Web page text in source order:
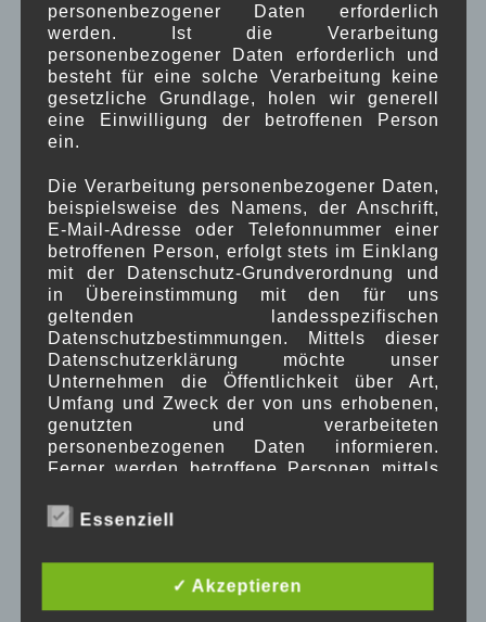
EA5703D5-40CF-4793-B4A4-
B5E4444C206C
personenbezogener Daten erforderlich
werden. Ist die Verarbeitung
personenbezogener Daten erforderlich und
besteht für eine solche Verarbeitung keine
gesetzliche Grundlage, holen wir generell
eine Einwilligung der betroffenen Person
ein.
Die Verarbeitung personenbezogener Daten,
beispielsweise des Namens, der Anschrift,
E-Mail-Adresse oder Telefonnummer einer
betroffenen Person, erfolgt stets im Einklang
mit der Datenschutz-Grundverordnung und
in Übereinstimmung mit den für uns
geltenden landesspezifischen
Datenschutzbestimmungen. Mittels dieser
Datenschutzerklärung möchte unser
Unternehmen die Öffentlichkeit über Art,
Umfang und Zweck der von uns erhobenen,
genutzten und verarbeiteten
personenbezogenen Daten informieren.
Ferner werden betroffene Personen mittels
zustehenden Rechte aufgeklärt.
Verantwortlicher zahlreiche technische und
organisatorische Maßnahmen umgesetzt, um
Essenziell
✓ Akzeptieren